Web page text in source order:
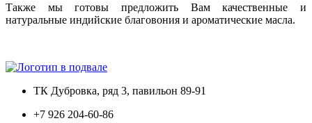
Также мы готовы предложить Вам качественные и
натуральные индийские благовония и ароматические масла.
ТК Дубровка, ряд 3, павильон 89-91
+7 926 204-60-86